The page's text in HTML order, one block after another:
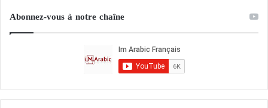
Abonnez-vous à notre chaîne